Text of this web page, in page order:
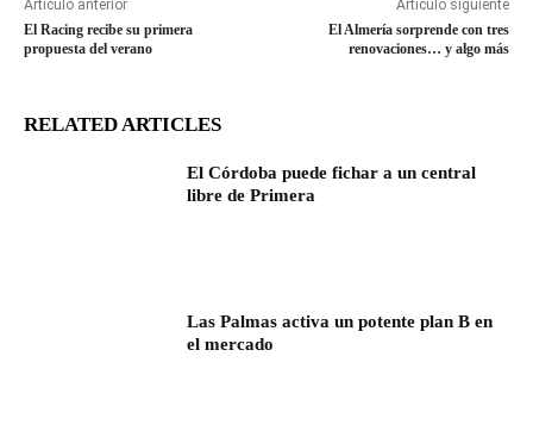
Artículo anterior
El Racing recibe su primera
propuesta del verano
Artículo siguiente
El Almería sorprende con tres
renovaciones… y algo más
RELATED ARTICLES
El Córdoba puede fichar a un central
libre de Primera
Las Palmas activa un potente plan B en
el mercado